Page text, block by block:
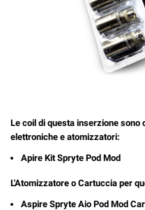
Le coil di questa inserzione
elettroniche e atomizzatori:
Apire Kit Spryte Pod Mod
L'Atomizzatore o Cartuccia per
Aspire Spryte Aio Pod Mod